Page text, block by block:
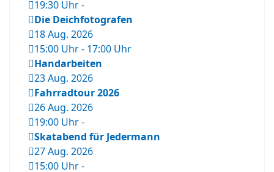
19:30 Uhr-
Die Deichfotografen
18 Aug. 2026
15:00 Uhr- 17:00 Uhr
Handarbeiten
23 Aug. 2026
Fahrradtour 2026
26 Aug. 2026
19:00 Uhr-
Skatabend für Jedermann
27 Aug. 2026
15:00 Uhr-